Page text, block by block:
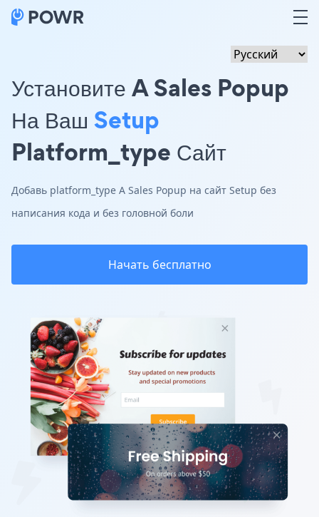
Установите A Sales Popup
На Ваш Setup
Platform_type Сайт
Добавь platform_type A Sales Popup на сайт Setup без
написания кода и без головной боли
Начать бесплатно